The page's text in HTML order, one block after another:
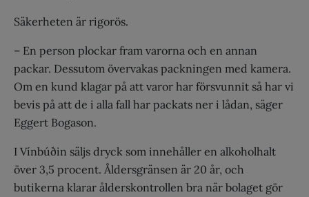
Säkerheten är rigorös.
– En person plockar fram varorna och en annan
packar. Dessutom övervakas packningen med kamera.
Om en kund klagar på att varor har försvunnit så har vi
bevis på att de i alla fall har packats ner i lådan, säger
Eggert Bogason.
I Vínbúðin säljs dryck som innehåller en alkoholhalt
över 3,5 procent. Åldersgränsen är 20 år, och
butikerna klarar ålderskontrollen bra när bolaget gör